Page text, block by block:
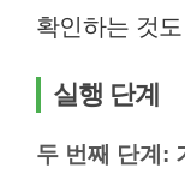
확인하는 것
실행 단계
두 번째 단계: